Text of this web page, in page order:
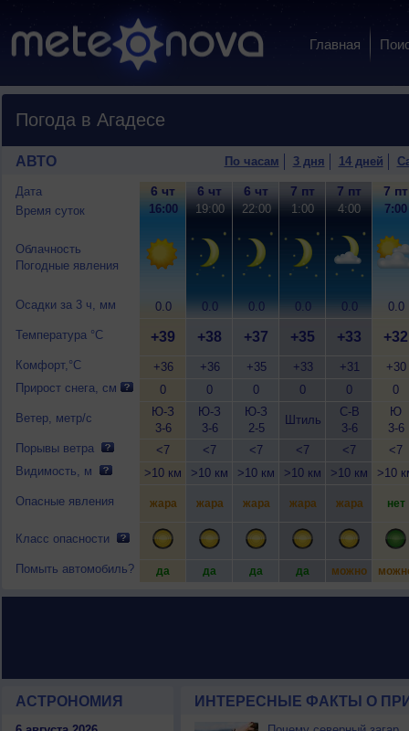
Главная
Погода в Агадесе
АВТО По часам 3 дня 14 дней
Дата
Время суток
Облачность
Погодные явления
Осадки за 3 ч, мм
Температура °C
Комфорт,°C
Прирост снега, см
Ветер, метр/с
Порывы ветра
Видимость, м
Опасные явления
Класс опасности
Помыть автомобиль?
6 чт
16:00
0.0
+39
+36
0
Ю-З
3-6
<7
>10 км
жара
да
6 чт
19:00
0.0
+38
+36
0
Ю-З
3-6
<7
>10 км
жара
да
6 чт
22:00
0.0
+37
+35
0
Ю-З
2-5
<7
>10 км
жара
да
7 пт
1:00
0.0
+35
+33
0
Штиль
<7
>10 км
жара
да
7 пт
4:00
0.0
+33
+31
0
С-В
3-6
<7
>10 км
жара
можно
7 пт
7:00
0.0
+32
+30
0
Ю
3-6
<7
>10
нет
АСТРОНОМИЯ ИНТЕРЕСНЫЕ ФАКТЫ О